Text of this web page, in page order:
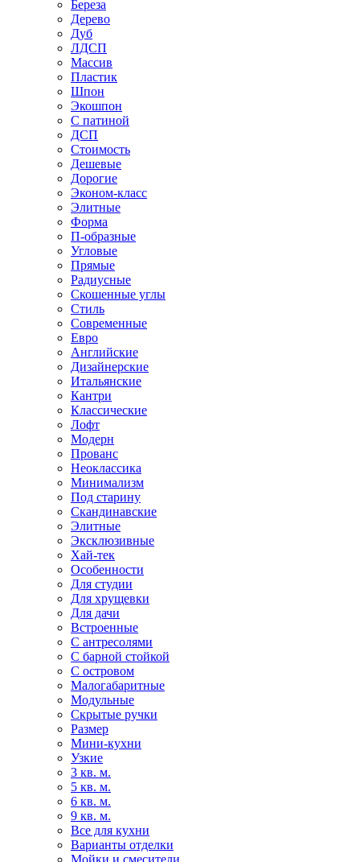
Береза
Дерево
Дуб
ЛДСП
Массив
Пластик
Шпон
Экошпон
С патиной
ДСП
Стоимость
Дешевые
Дорогие
Эконом-класс
Элитные
Форма
П-образные
Угловые
Прямые
Радиусные
Скошенные углы
Стиль
Современные
Евро
Английские
Дизайнерские
Итальянские
Кантри
Классические
Лофт
Модерн
Прованс
Неоклассика
Минимализм
Под старину
Скандинавские
Элитные
Эксклюзивные
Хай-тек
Особенности
Для студии
Для хрущевки
Для дачи
Встроенные
С антресолями
С барной стойкой
С островом
Малогабаритные
Модульные
Скрытые ручки
Размер
Мини-кухни
Узкие
3 кв. м.
5 кв. м.
6 кв. м.
9 кв. м.
Все для кухни
Варианты отделки
Мойки и смесители